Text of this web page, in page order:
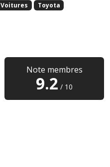
Voitures
Toyota
Note membres
9.2 / 10